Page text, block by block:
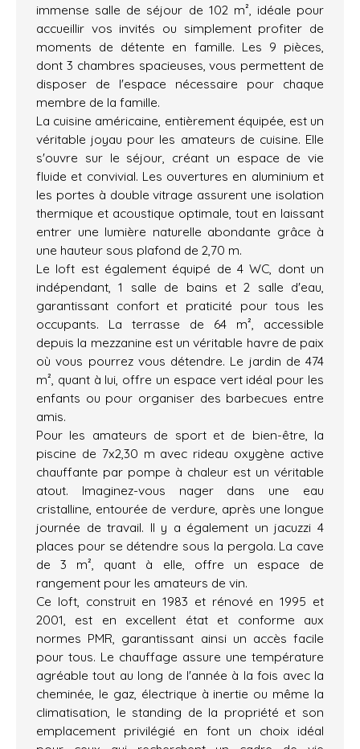
immense salle de séjour de 102 m², idéale pour
accueillir vos invités ou simplement profiter de
moments de détente en famille. Les 9 pièces,
dont 3 chambres spacieuses, vous permettent de
disposer de l'espace nécessaire pour chaque
membre de la famille.
La cuisine américaine, entièrement équipée, est un
véritable joyau pour les amateurs de cuisine. Elle
s'ouvre sur le séjour, créant un espace de vie
fluide et convivial. Les ouvertures en aluminium et
les portes à double vitrage assurent une isolation
thermique et acoustique optimale, tout en laissant
entrer une lumière naturelle abondante grâce à
une hauteur sous plafond de 2,70 m.
Le loft est également équipé de 4 WC, dont un
indépendant, 1 salle de bains et 2 salle d'eau,
garantissant confort et praticité pour tous les
occupants. La terrasse de 64 m², accessible
depuis la mezzanine est un véritable havre de paix
où vous pourrez vous détendre. Le jardin de 474
m², quant à lui, offre un espace vert idéal pour les
enfants ou pour organiser des barbecues entre
amis.
Pour les amateurs de sport et de bien-être, la
piscine de 7x2,30 m avec rideau oxygène active
chauffante par pompe à chaleur est un véritable
atout. Imaginez-vous nager dans une eau
cristalline, entourée de verdure, après une longue
journée de travail. Il y a également un jacuzzi 4
places pour se détendre sous la pergola. La cave
de 3 m², quant à elle, offre un espace de
rangement pour les amateurs de vin.
Ce loft, construit en 1983 et rénové en 1995 et
2001, est en excellent état et conforme aux
normes PMR, garantissant ainsi un accès facile
pour tous. Le chauffage assure une température
agréable tout au long de l'année à la fois avec la
cheminée, le gaz, électrique à inertie ou même la
climatisation, le standing de la propriété et son
emplacement privilégié en font un choix idéal